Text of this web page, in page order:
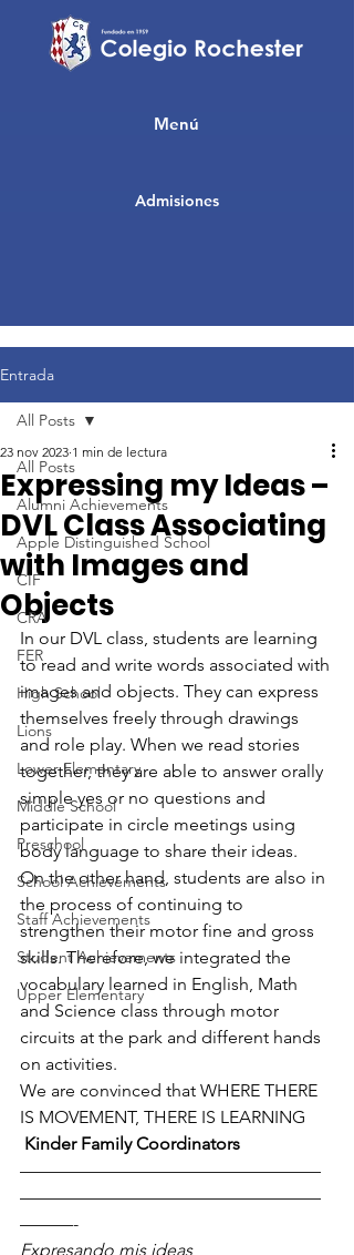
Admisiones
Menú
Entrada
All Posts
Alumni Achievements
Apple Distinguished School
CIF
CRA
FER
High School
Lions
Lower Elementary
Middle School
Preschool
School Achievements
Staff Achievements
Student Achievements
Upper Elementary
All Posts
Expressing my Ideas –
DVL Class Associating
with Images and
Objects
23 nov 2023 1 min de lectura
In our DVL class, students are learning
to read and write words associated with
images and objects. They can express
themselves freely through drawings
and role play. When we read stories
together, they are able to answer orally
simple yes or no questions and
participate in circle meetings using
body language to share their ideas.
On the other hand, students are also in
the process of continuing to
strengthen their motor fine and gross
skills. Therefore, we integrated the
vocabulary learned in English, Math
and Science class through motor
circuits at the park and different hands
on activities.
We are convinced that WHERE THERE
IS MOVEMENT, THERE IS LEARNING
Kinder Family Coordinators
—————————————————
—————————————————
———-
Expresando mis ideas